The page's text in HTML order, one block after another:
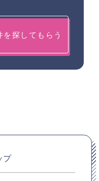
探してもらう
プ